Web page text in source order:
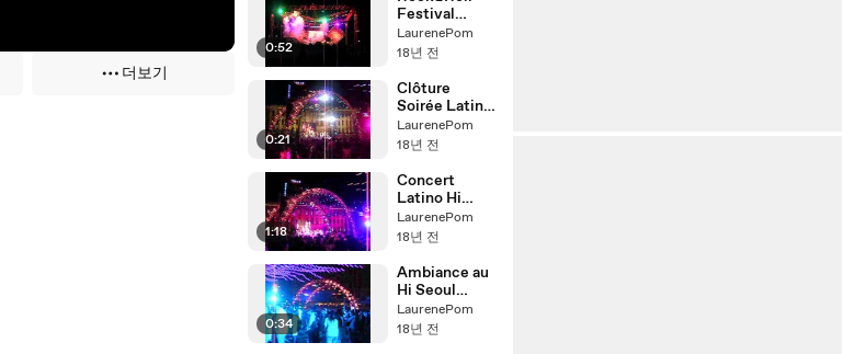
더보기
0:52
Festival
Gwangju mai
2008
LaurenePom
18년 전
0:21
Clôture
Soirée Latino
Hi Seoul
Festival
LaurenePom
18년 전
1:18
Concert
Latino Hi
Seoul Festival
LaurenePom
18년 전
0:34
Ambiance au
Hi Seoul
Festival
LaurenePom
18년 전